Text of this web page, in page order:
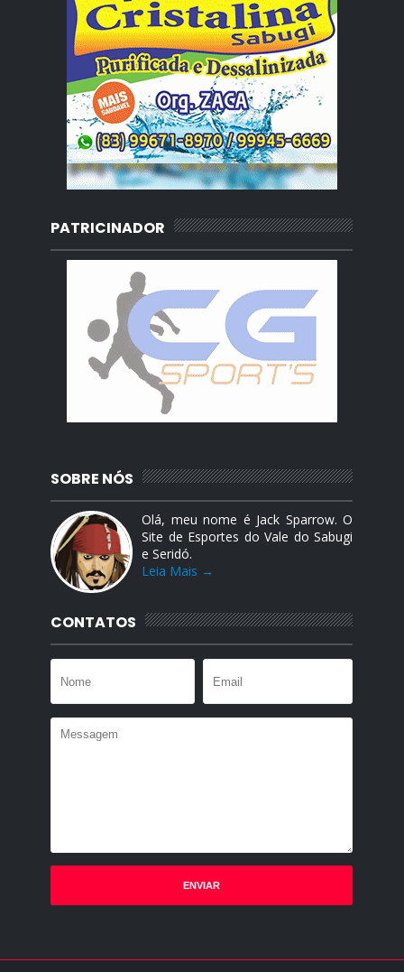
PATRICINADOR
SOBRE NÓS
Olá, meu nome é Jack Sparrow. O
Site de Esportes do Vale do Sabugi
e Seridó.
Leia Mais →
CONTATOS